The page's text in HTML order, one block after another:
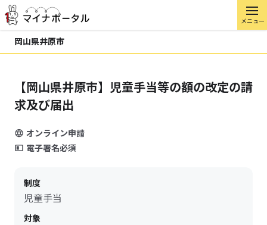
メニュー
岡山県井原市
【岡山県井原市】児童手当等の額の改定の請
求及び届出
オンライン申請
電子署名必須
制度
児童手当
対象